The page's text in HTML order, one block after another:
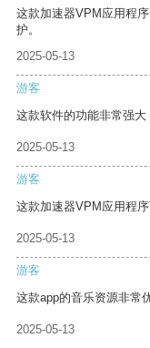
这款加速器VPM应用程
护。
2025-05-13
游客
这款软件的功能非常强大
2025-05-13
游客
这款加速器VPM应用程
2025-05-13
游客
这款app的音乐资源非常
2025-05-13